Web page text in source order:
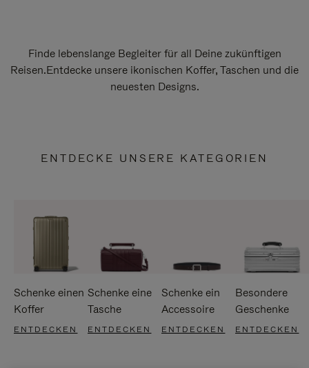
Finde lebenslange Begleiter für all Deine zukünftigen
Reisen.Entdecke unsere ikonischen Koffer, Taschen und die
neuesten Designs.
ENTDECKE UNSERE KATEGORIEN
Schenke einen
Koffer
ENTDECKEN
Schenke eine
Tasche
ENTDECKEN
Schenke ein
Accessoire
ENTDECKEN
Besondere
Geschenke
ENTDECKEN